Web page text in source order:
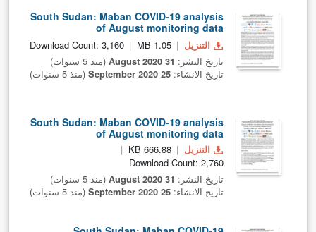
South Sudan: Maban COVID-19 analysis
of August monitoring data
التنزيل 1.05 MB
Download Count: 3,160
تاريخ النشر: 31 August 2020
(منذ 5 سنوات)
تاريخ الانشاء: 25 September 2020 (منذ 5 سنوات)
South Sudan: Maban COVID-19 analysis
of August monitoring data
التنزيل
666.88 KB
Download Count: 2,760
تاريخ النشر: 31 August 2020
(منذ 5 سنوات)
تاريخ الانشاء: 25 September 2020 (منذ 5 سنوات)